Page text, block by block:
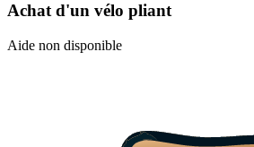
Achat d'un vélo pliant
Aide non disponible